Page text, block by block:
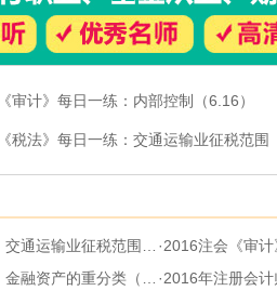
审计》每日一练：内部控制（6.16）
税法》每日一练：交通运输业征税范围
输业征税范围（6.16） ·2016注会《审计
资产的重分类（6.16） ·2016年注册会计